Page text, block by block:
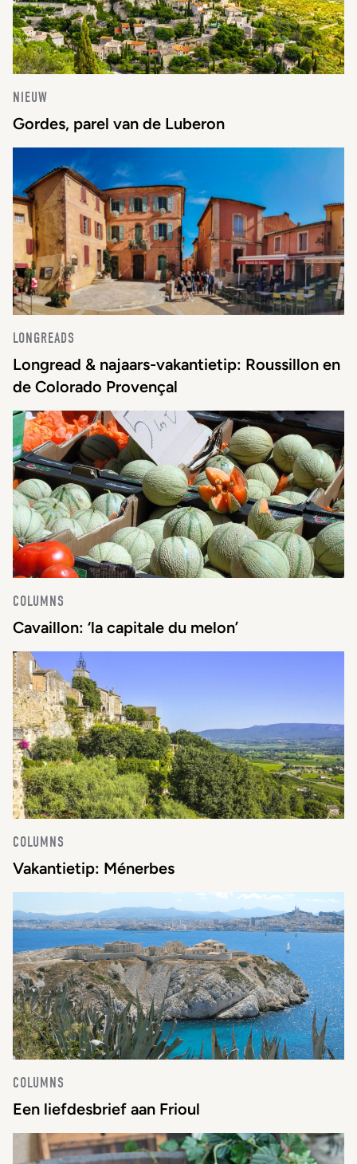
NIEUW
Gordes, parel van de Luberon
LONGREADS
Longread & najaars-vakantietip: Roussillon en
de Colorado Provençal
COLUMNS
Cavaillon: ‘la capitale du melon’
COLUMNS
Vakantietip: Ménerbes
COLUMNS
Een liefdesbrief aan Frioul